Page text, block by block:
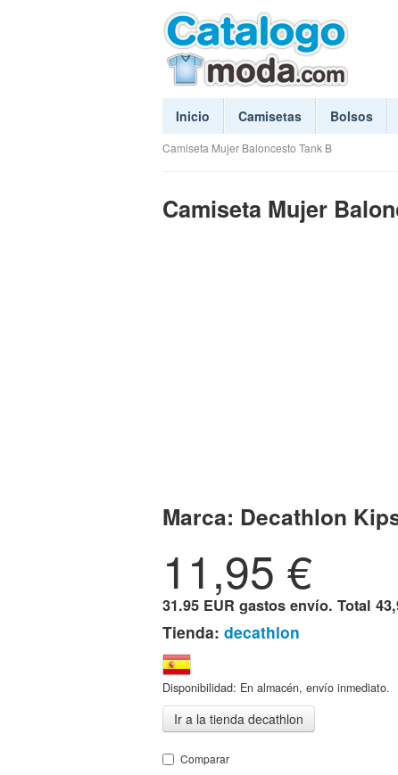
Inicio Camisetas Bolsos
Camiseta Mujer Baloncesto Tank B
Camiseta Mujer
Marca: Decathlon
11,95 €
31.95 EUR gastos envío. Total
Tienda: decathlon
Disponibilidad: En almacén, envío inmediato.
Ir a la tienda decathlon
Comparar